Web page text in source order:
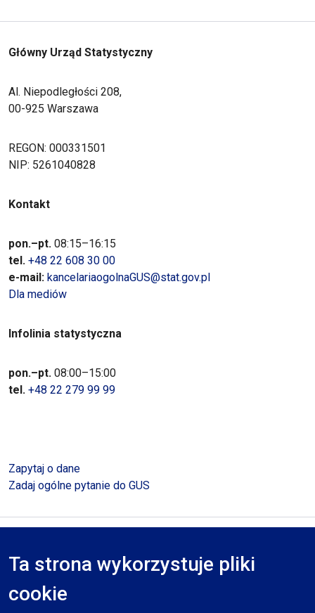
Ta strona wykorzystuje pliki
cookie
Główny Urząd Statystyczny
Al. Niepodległości 208,
00-925 Warszawa
REGON: 000331501
NIP: 5261040828
Kontakt
pon.–pt. 08:15–16:15
tel. +48 22 608 30 00
e-mail: kancelariaogolnaGUS@stat.gov.pl
Dla mediów
Infolinia statystyczna
pon.–pt. 08:00–15:00
tel. +48 22 279 99 99
Zapytaj o dane
Zadaj ogólne pytanie do GUS
RODO